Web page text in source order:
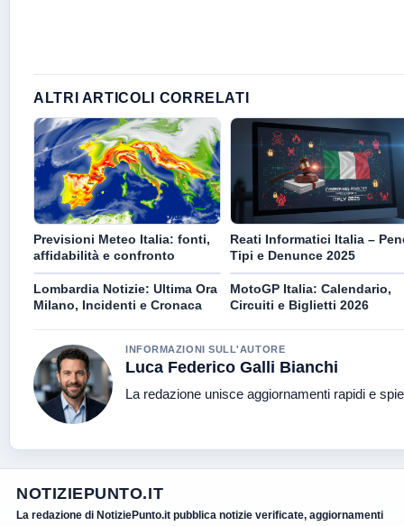
ALTRI ARTICOLI CORRELATI
Previsioni Meteo Italia: fonti,
affidabilità e confronto
Reati Informatici Italia –
Tipi e Denunce 2025
Lombardia Notizie: Ultima Ora
Milano, Incidenti e Cronaca
MotoGP Italia: Calendario,
Circuiti e Biglietti 2026
INFORMAZIONI SULL'AUTORE
Luca Federico Galli Bianchi
La redazione unisce aggiornamenti rapidi e
NOTIZIEPUNTO.IT
La redazione di NotiziePunto.it pubblica notizie verificate, aggiornamenti